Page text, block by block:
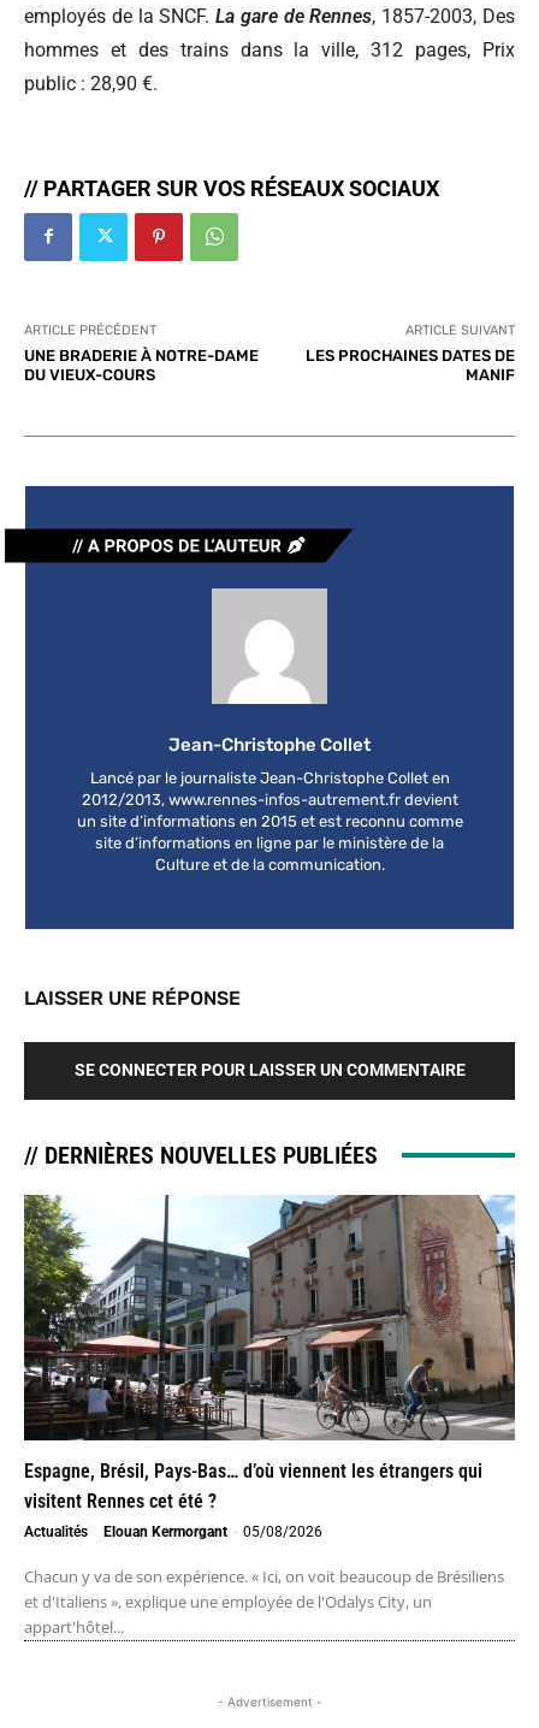
employés de la SNCF.La gare de Rennes, 1857-2003, Des
hommes et des trains dans la ville, 312 pages, Prix
public : 28,90 €.
// PARTAGER SUR VOS RÉSEAUX SOCIAUX
ARTICLE PRÉCÉDENT
UNE BRADERIE À NOTRE-DAME
DU VIEUX-COURS
ARTICLE SUIVANT
LES PROCHAINES DATES DE
MANIF
Jean-Christophe Collet
Lancé par le journaliste Jean-Christophe Collet en
2012/2013, www.rennes-infos-autrement.fr devient
un site d’informations en 2015 et est reconnu comme
site d’informations en ligne par le ministère de la
Culture et de la communication.
LAISSER UNE RÉPONSE
SE CONNECTER POUR LAISSER UN COMMENTAIRE
// DERNIÈRES NOUVELLES PUBLIÉES
Espagne, Brésil, Pays-Bas… d’où viennent les étrangers qui
visitent Rennes cet été ?
Actualités Elouan Kermorgant - 05/08/2026
Chacun y va de son expérience. « Ici, on voit beaucoup de Brésiliens
et d'Italiens », explique une employée de l'Odalys City, un
appart'hôtel...
- Advertisement -